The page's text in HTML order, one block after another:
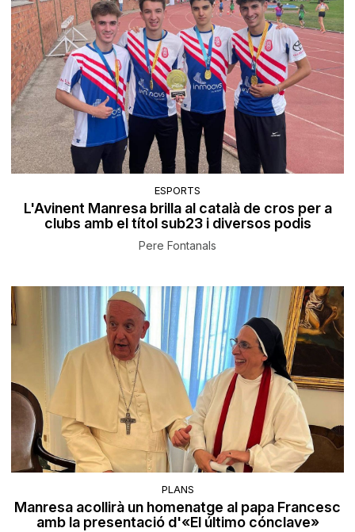
ESPORTS
L'Avinent Manresa brilla al català de cros per a
clubs amb el títol sub23 i diversos podis
Pere Fontanals
PLANS
Manresa acollirà un homenatge al papa Francesc
amb la presentació d'«El último cónclave»